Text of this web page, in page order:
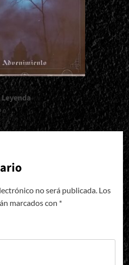
0
no será publicada. Los
marcados con *